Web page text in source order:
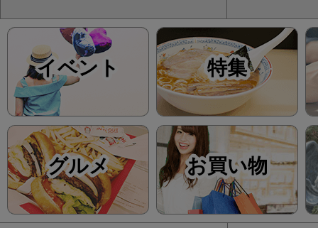
イベント 特集
グルメ お買い物